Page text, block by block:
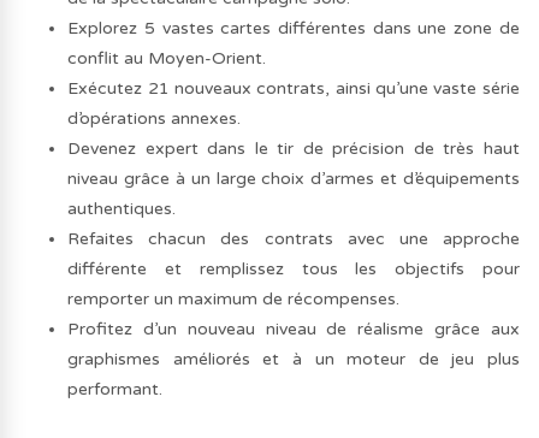
Explorez 5 vastes cartes différentes dans une zone de
conflit au Moyen-Orient.
Exécutez 21 nouveaux contrats, ainsi qu’une vaste série
d’opérations annexes.
Devenez expert dans le tir de précision de très haut
niveau grâce à un large choix d’armes et d’équipements
authentiques.
Refaites chacun des contrats avec une approche
différente et remplissez tous les objectifs pour
remporter un maximum de récompenses.
Profitez d’un nouveau niveau de réalisme grâce aux
graphismes améliorés et à un moteur de jeu plus
performant.